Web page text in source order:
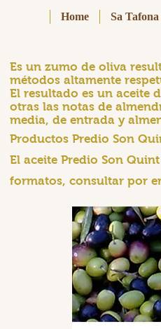
Home Sa
Es un zumo de oliva
métodos altamente
El resultado es un aceite
otras las notas de
media, de entrada y
Productos Predio Son
El aceite Predio Son
formatos, consultar por